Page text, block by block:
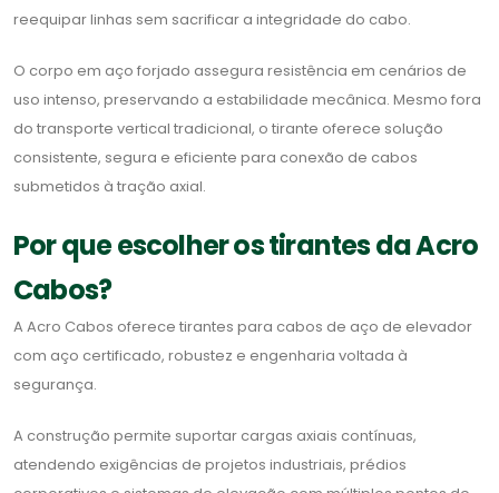
reequipar linhas sem sacrificar a integridade do cabo.
O corpo em aço forjado assegura resistência em cenários de
uso intenso, preservando a estabilidade mecânica. Mesmo fora
do transporte vertical tradicional, o tirante oferece solução
consistente, segura e eficiente para conexão de cabos
submetidos à tração axial.
Por que escolher os tirantes da Acro
Cabos?
A Acro Cabos oferece tirantes para cabos de aço de elevador
com aço certificado, robustez e engenharia voltada à
segurança.
A construção permite suportar cargas axiais contínuas,
atendendo exigências de projetos industriais, prédios